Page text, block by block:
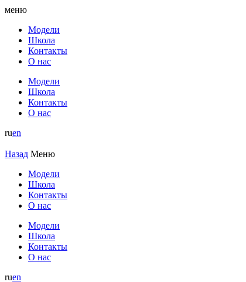
меню
Модели
Школа
Контакты
О нас
Модели
Школа
Контакты
О нас
ruen
Назад Меню
Модели
Школа
Контакты
О нас
Модели
Школа
Контакты
О нас
ruen